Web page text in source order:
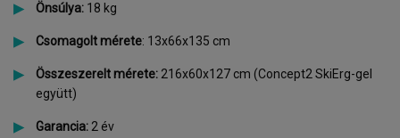
Önsúlya: 18 kg
Csomagolt mérete: 13x66x135 cm
Összeszerelt mérete: 216x60x127 cm (Concept2 SkiErg-gel
együtt)
Garancia: 2 év